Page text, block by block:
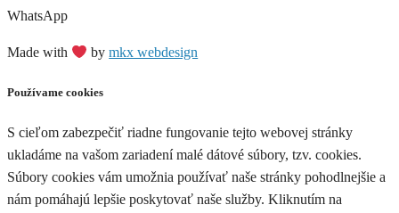
WhatsApp
Made with bymkx webdesign
Používame cookies
S cieľom zabezpečiť riadne fungovanie tejto webovej stránky
ukladáme na vašom zariadení malé dátové súbory, tzv. cookies.
Súbory cookies vám umožnia používať naše stránky pohodlnejšie a
nám pomáhajú lepšie poskytovať naše služby. Kliknutím na